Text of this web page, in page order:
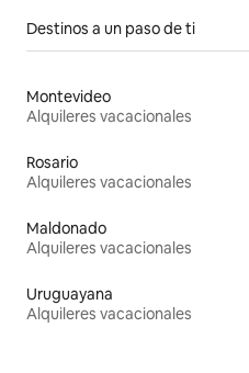
Destinos a un paso de ti
Montevideo
Alquileres vacacionales
Rosario
Alquileres vacacionales
Maldonado
Alquileres vacacionales
Uruguayana
Alquileres vacacionales